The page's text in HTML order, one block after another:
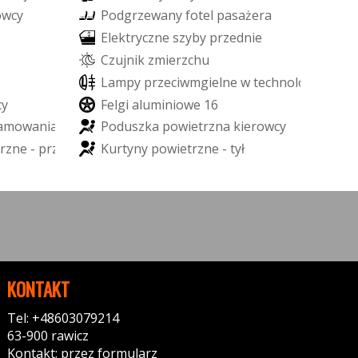
wcy Podgrzewany fotel pasażera
Elektryczne szyby przednie
Czujnik zmierzchu
Lampy przeciwmgielne w technolo
y Felgi aluminiowe 16
mowania Poduszka powietrzna kierowcy
rzne - prz Kurtyny powietrzne - tył
KONTAKT
Tel: +48603079214
63-900 rawicz
Kontakt: przez formularz